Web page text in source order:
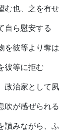
む也、之を有せ
自ら慰安する
を彼等より奪は
彼等に拒む
政治家として夙
吹が感ぜられる
讀みながら、ふ